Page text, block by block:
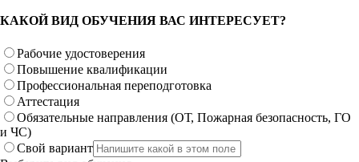
КАКОЙ ВИД ОБУЧЕНИЯ ВАС ИНТЕРЕСУЕТ?
Рабочие удостоверения
Повышение квалификации
Профессиональная переподготовка
Аттестация
Обязательные направления (ОТ, Пожарная безопасность, ГО
и ЧС)
Свой вариант